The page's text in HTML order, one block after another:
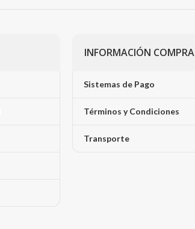
INFORMACIÓN COMPRA
Sistemas de Pago
Términos y Condiciones
Transporte